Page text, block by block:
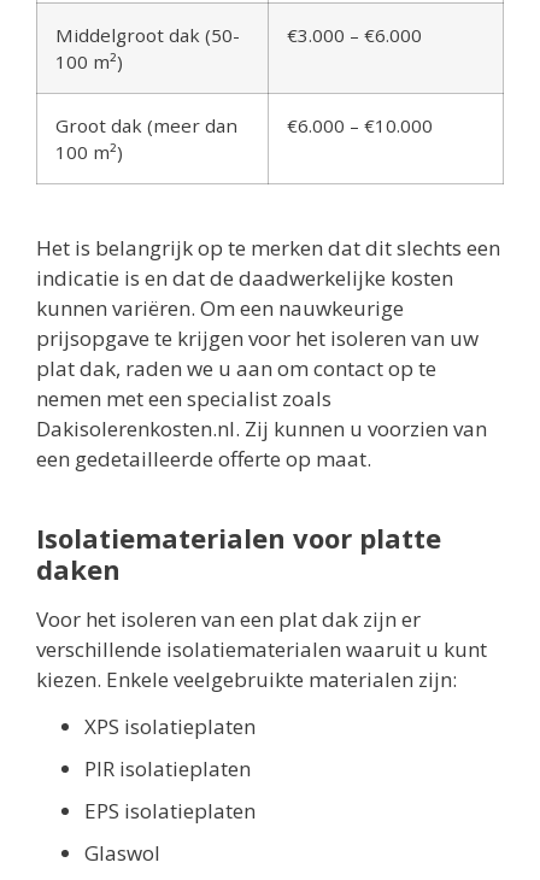
Middelgroot dak (50-
100 m²)
€3.000 – €6.000
Groot dak (meer dan
100 m²)
€6.000 – €10.000
Het is belangrijk op te merken dat dit slechts een
indicatie is en dat de daadwerkelijke kosten
kunnen variëren. Om een nauwkeurige
prijsopgave te krijgen voor het isoleren van uw
plat dak, raden we u aan om contact op te
nemen met een specialist zoals
Dakisolerenkosten.nl. Zij kunnen u voorzien van
een gedetailleerde offerte op maat.
Isolatiematerialen voor platte
daken
Voor het isoleren van een plat dak zijn er
verschillende isolatiematerialen waaruit u kunt
kiezen. Enkele veelgebruikte materialen zijn:
XPS isolatieplaten
PIR isolatieplaten
EPS isolatieplaten
Glaswol